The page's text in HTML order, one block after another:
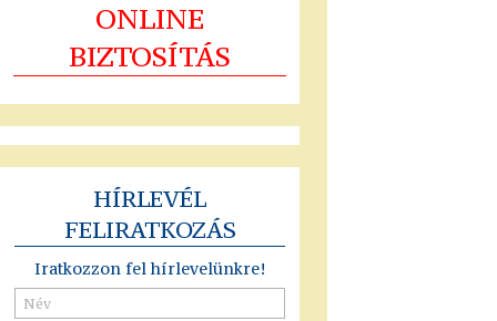
ONLINE
BIZTOSÍTÁS
HÍRLEVÉL
FELIRATKOZÁS
Iratkozzon fel hírlevelünkre!